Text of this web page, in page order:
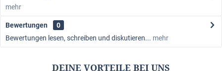
mehr
Bewertungen
0
Bewertungen lesen, schreiben und diskutieren... mehr
DEINE VORTEILE BEI UNS